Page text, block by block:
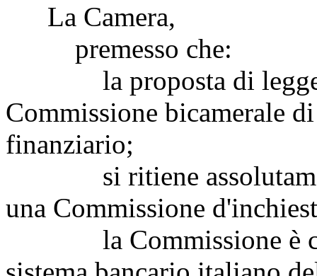
La Camera,
premesso che:
la proposta di legge in
Commissione bicamerale
finanziario;
si ritiene
una Commissione
la Commissione è